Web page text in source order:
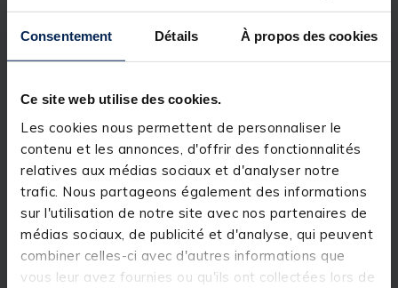
Consentement Détails À propos des cookies
Ce site web utilise des cookies.
Les cookies nous permettent de personnaliser le
contenu et les annonces, d'offrir des fonctionnalités
relatives aux médias sociaux et d'analyser notre
trafic. Nous partageons également des informations
sur l'utilisation de notre site avec nos partenaires de
médias sociaux, de publicité et d'analyse, qui peuvent
combiner celles-ci avec d'autres informations que
vous leur avez fournies ou qu'ils ont collectées lors de
grande discrétion sur les berges en plus d'un
Singlez vous permettra de choisir parmi 3 hauteurs
3 cannes ou 4 modèles en deux cannes. De plus
vous y retrouverez des accessoires tels que le
Stange Stand (support pour ponton), le Spike (pique
permettant de maintenir l'ensemble dans le sol) ou
bien le Spike Ball (soit un stabilisateur).
Très pratique, cette gammeSinglez Korda est
l'aboutissement d'un long développement offrant
ainsi une gamme complète et répondant à de
nombreux besoins.